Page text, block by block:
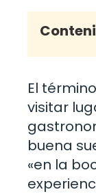
El término
visitar
buena
«en la